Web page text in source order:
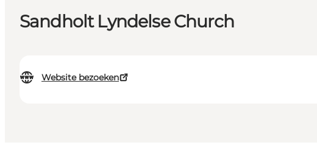
Sandholt Lyndelse Church
Website bezoeken